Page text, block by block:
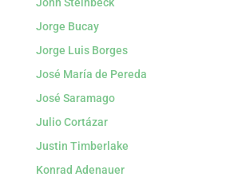
Jorge Bucay
Jorge Luis Borges
José María de Pereda
José Saramago
Julio Cortázar
Justin Timberlake
Konrad Adenauer